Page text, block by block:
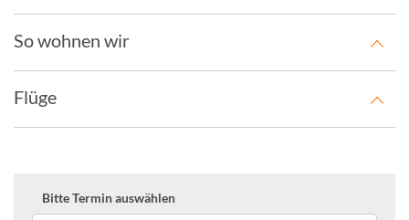
So wohnen wir
Flüge
Bitte Termin auswählen